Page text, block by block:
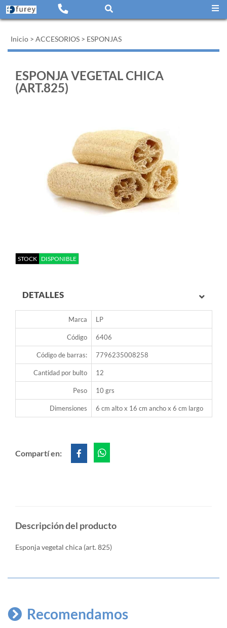
Inicio > ACCESORIOS > ESPONJAS
ESPONJA VEGETAL CHICA
(ART.825)
STOCK DISPONIBLE
DETALLES
Marca LP
Código 6406
Código de barras: 7796235008258
Cantidad por bulto 12
Peso 10 grs
Dimensiones 6 cm alto x 16 cm ancho x 6 cm largo
Compartí en:
Descripción del producto
Esponja vegetal chica (art. 825)
Recomendamos